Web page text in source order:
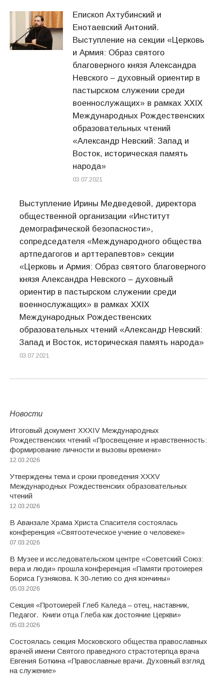
Епископ Ахтубинский и
Енотаевский Антоний.
Выступление на секции «Церковь
и Армия: Образ святого
благоверного князя Александра
Невского – духовный ориентир в
пастырском служении среди
военнослужащих» в рамках ХХIХ
Международных Рождественских
образовательных чтений
«Александр Невский: Запад и
Восток, историческая память
народа»
03.07.2021
Выступление Ирины Медведевой, директора
общественной организации «Институт
демографической безопасности»,
сопредседателя «Международного общества
артпедагогов и арттерапевтов» секции
«Церковь и Армия: Образ святого благоверного
князя Александра Невского – духовный
ориентир в пастырском служении среди
военнослужащих» в рамках ХХIХ
Международных Рождественских
образовательных чтений «Александр Невский:
Запад и Восток, историческая память народа»
03.07.2021
Новости
Итоговый документ XXХIV Международных
Рождественских чтений «Просвещение и нравственность:
формирование личности и вызовы времени»
12.03.2026
Утверждены тема и сроки проведения XXXV
Международных Рождественских образовательных
чтений
12.03.2026
В Аванзале Храма Христа Спасителя состоялась
конференция «Святоотеческое учение о человеке»
07.03.2026
В Музее и исследовательском центре «Советский Союз:
вера и люди» прошла конференция «Памяти протоиерея
Бориса Гузнякова. К 30-летию со дня кончины»
05.03.2026
Секция «Протоиерей Глеб Каледа – отец, наставник,
Педагог. Книги отца Глеба как достояние Церкви»
05.03.2026
Состоялась секция Московского общества православных
врачей имени Святого праведного страстотерпца врача
Евгения Боткина «Православные врачи. Духовный взгляд
на служение»